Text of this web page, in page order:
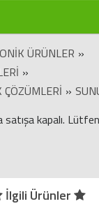
ÜRÜNLER »
»
ÇÖZÜMLERI »
satışa kapalı.
İlgili Ürünler